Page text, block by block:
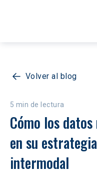
Volver al blog
5 min de lectura
Cómo los
en su
intermodal